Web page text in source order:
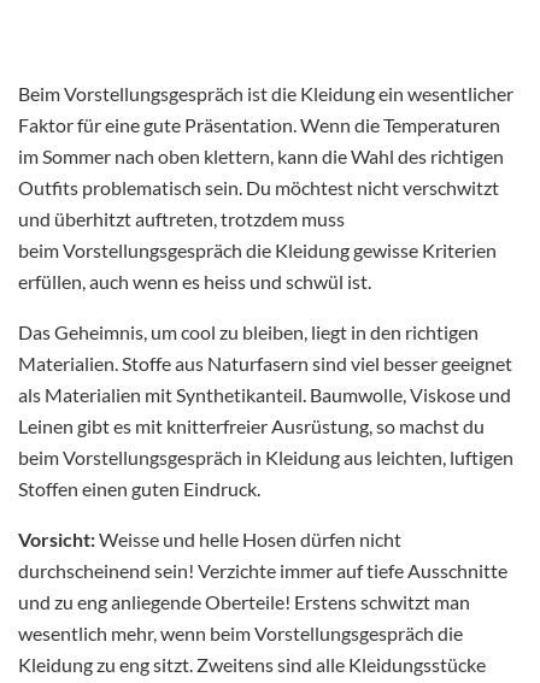
Beim Vorstellungsgespräch ist die Kleidung ein wesentlicher
Faktor für eine gute Präsentation. Wenn die Temperaturen
im Sommer nach oben klettern, kann die Wahl des richtigen
Outfits problematisch sein. Du möchtest nicht verschwitzt
und überhitzt auftreten, trotzdem muss
beim Vorstellungsgespräch die Kleidung gewisse Kriterien
erfüllen, auch wenn es heiss und schwül ist.
Das Geheimnis, um cool zu bleiben, liegt in den richtigen
Materialien. Stoffe aus Naturfasern sind viel besser geeignet
als Materialien mit Synthetikanteil. Baumwolle, Viskose und
Leinen gibt es mit knitterfreier Ausrüstung, so machst du
beim Vorstellungsgespräch in Kleidung aus leichten, luftigen
Stoffen einen guten Eindruck.
Vorsicht:Weisse und helle Hosen dürfen nicht
durchscheinend sein! Verzichte immer auf tiefe Ausschnitte
und zu eng anliegende Oberteile! Erstens schwitzt man
wesentlich mehr, wenn beim Vorstellungsgespräch die
Kleidung zu eng sitzt. Zweitens sind alle Kleidungsstücke